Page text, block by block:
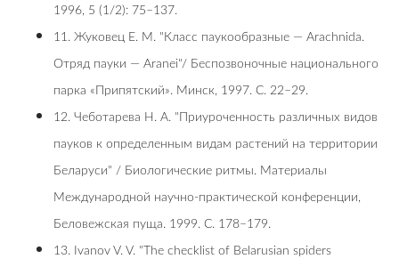
1996, 5 (1/2): 75–137.
11. Жуковец Е. М. "Класс паукообразные — Arachnida.
Отряд пауки — Aranei"/ Беспозвоночные национального
парка «Припятский». Минск, 1997. С. 22–29.
12. Чеботарева Н. А. "Приуроченность различных видов
пауков к определенным видам растений на территории
Беларуси" / Биологические ритмы. Материалы
Международной научно-практической конференции,
Беловежская пуща. 1999. С. 178–179.
13. Ivanov V. V. "The checklist of Belarusian spiders